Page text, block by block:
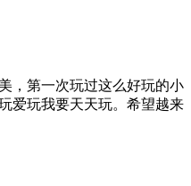
，第一次玩过这么好玩的小
爱玩我要天天玩。希望越来